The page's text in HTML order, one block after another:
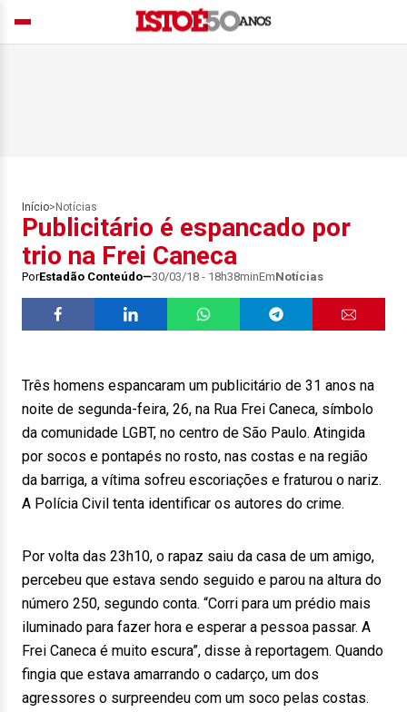
Início> Notícias
Publicitário é espancado por
trio na Frei Caneca
PorEstadão Conteúdo 30/03/18 - 18h38minEmNotícias
Três homens espancaram um publicitário de 31 anos na
noite de segunda-feira, 26, na Rua Frei Caneca, símbolo
da comunidade LGBT, no centro de São Paulo. Atingida
por socos e pontapés no rosto, nas costas e na região
da barriga, a vítima sofreu escoriações e fraturou o nariz.
A Polícia Civil tenta identificar os autores do crime.
Por volta das 23h10, o rapaz saiu da casa de um amigo,
percebeu que estava sendo seguido e parou na altura do
número 250, segundo conta. “Corri para um prédio mais
iluminado para fazer hora e esperar a pessoa passar. A
Frei Caneca é muito escura”, disse à reportagem. Quando
fingia que estava amarrando o cadarço, um dos
agressores o surpreendeu com um soco pelas costas.